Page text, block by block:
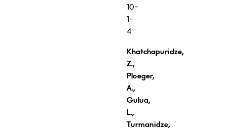
10-
1-
4
Khatchapuridze,
Z.,
Ploeger,
A.,
Gulua,
L.,
Turmanidze,